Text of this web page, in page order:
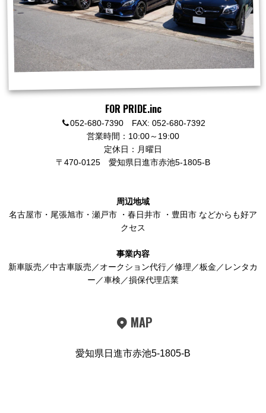
FOR PRIDE.inc
052-680-7390 FAX: 052-680-7392
営業時間：10:00～19:00
定休日：月曜日
〒470-0125 愛知県日進市赤池5-1805-B
周辺地域
名古屋市 ・ 尾張旭市 ・ 瀬戸市 ・ 春日井市 ・ 豊田市 などからも好ア
クセス
事業内容
新車販売／中古車販売／オークション代行／修理／板金／レンタカ
ー／車検／損保代理店業
MAP
愛知県日進市赤池5-1805-B